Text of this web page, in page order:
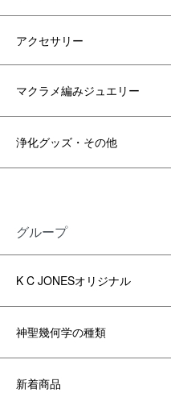
アクセサリー
マクラメ編みジュエリー
浄化グッズ・その他
グループ
K C JONESオリジナル
神聖幾何学の種類
新着商品